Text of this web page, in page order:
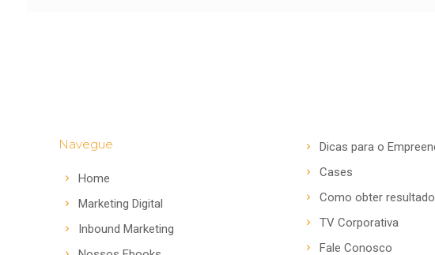
Navegue
Home
Marketing Digital
Inbound Marketing
Dicas para o
Cases
Como obter
TV Corporativa
Fale Conosco